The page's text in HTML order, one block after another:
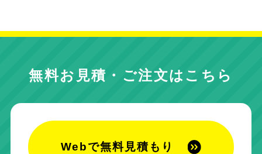
無料お見積・ご注文はこちら
Webで無料見積もり